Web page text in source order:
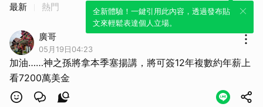
全新體驗！一鍵引用此內容，透過發布貼
文來輕鬆表達個人立場。
最新 熱門
廣哥
05月19日04:23
加油……神之孫將拿本季塞揚講，將可簽12年複數約年薪上
看7200萬美金